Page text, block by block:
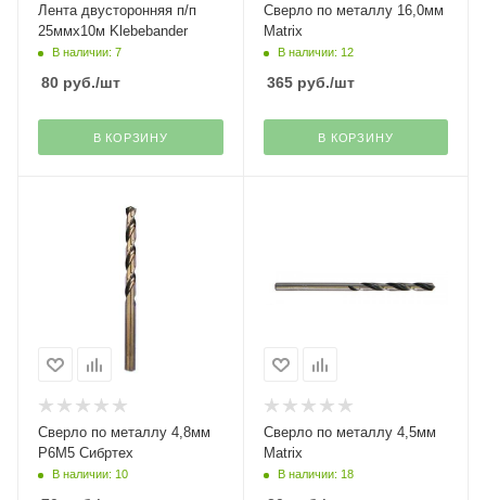
Лента двусторонняя п/п
25ммх10м Klebebander
В наличии: 7
80 руб./шт
В КОРЗИНУ
Сверло по металлу 16,0мм
Matrix
В наличии: 12
365руб./шт
В КОРЗИНУ
Сверло по металлу 4,8мм
Р6М5 Сибртех
В наличии: 10
Сверло по металлу 4,5мм
Matrix
В наличии: 18